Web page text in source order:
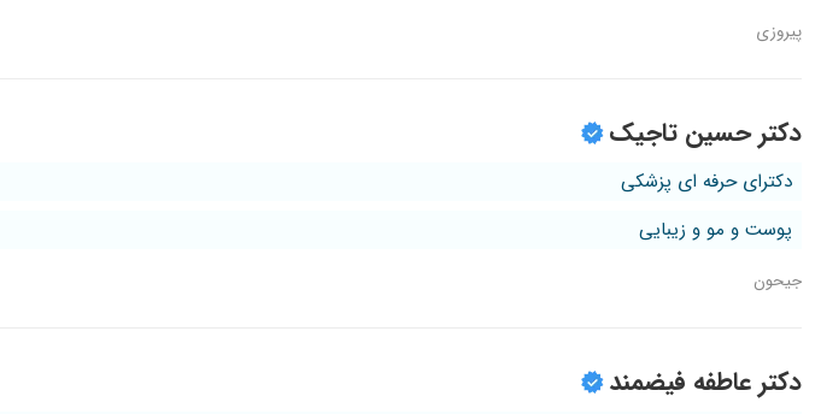
پیروزی
دکتر حسین تاجیک
دکترای حرفه ای پزشکی
پوست و مو و زیبایی
جیحون
دکتر عاطفه فیضمند